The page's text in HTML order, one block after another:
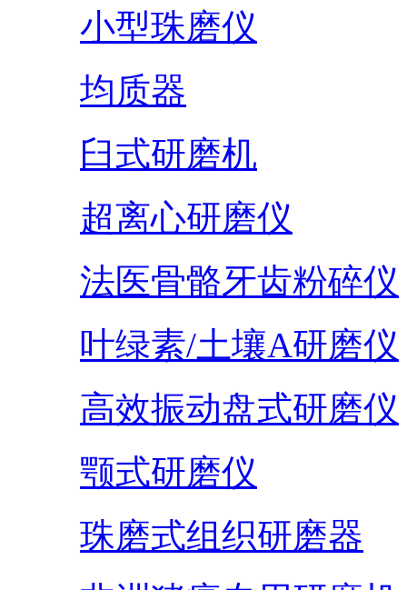
小型珠磨仪
均质器
臼式研磨机
超离心研磨仪
法医骨骼牙齿粉碎仪
叶绿素/土壤A研磨仪
高效振动盘式研磨仪
颚式研磨仪
珠磨式组织研磨器